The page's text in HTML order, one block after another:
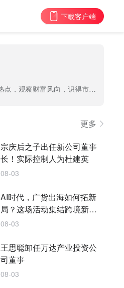
下载客户端
洞悉湾区热点，观察财富风向，识得市场真相
更多
宗庆后之子出任新公司董事
长！实际控制人为杜建英
08-03
AI时代，广货出海如何拓新
局？这场活动集结跨境新生
力
08-03
王思聪卸任万达产业投资公
司董事
08-03